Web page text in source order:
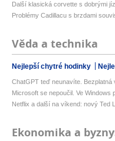
Další klasická corvette s dobrými
Problémy Cadillacu s brzdami
Věda a technika
Nejlepší chytré hodinky
ChatGPT teď neunavíte.
Microsoft se nepoučil. Ve Windows
Netflix a další na víkend: nový Ted
Ekonomika a